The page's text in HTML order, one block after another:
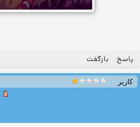
پاسخ بازگفت
کاربر